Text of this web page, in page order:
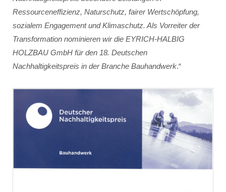
Ressourceneffizienz, Naturschutz, fairer Wertschöpfung,
sozialem Engagement und Klimaschutz. Als Vorreiter der
Transformation nominieren wir die EYRICH-HALBIG
HOLZBAU GmbH für den 18. Deutschen
Nachhaltigkeitspreis in der Branche Bauhandwerk.“